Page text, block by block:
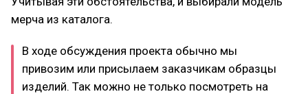
мерча из каталога.
В ходе обсуждения проекта обычно мы
привозим или присылаем заказчикам образцы
изделий. Так можно не только посмотреть на